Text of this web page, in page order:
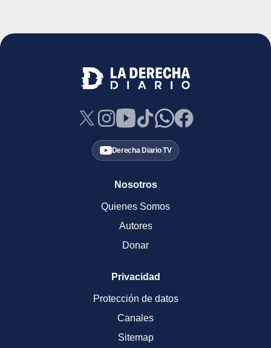
Derecha Diario TV
Nosotros
Quienes Somos
Autores
Donar
Privacidad
Protección de datos
Canales
Sitemap